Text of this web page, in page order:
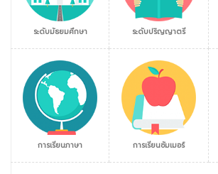
ระดับมัธยมศึกษา ระดับปริญญาตรี
การเรียนภาษา การเรียนซัมเมอร์